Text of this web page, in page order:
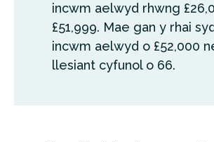
incwm aelwyd rhwng
£51,999. Mae gan y rhai
incwm aelwyd o £52,000
llesiant cyfunol o 66.